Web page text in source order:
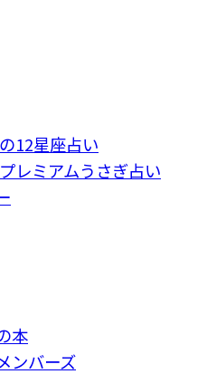
12星座占い
レミアムうさぎ占い
本
ンバーズ